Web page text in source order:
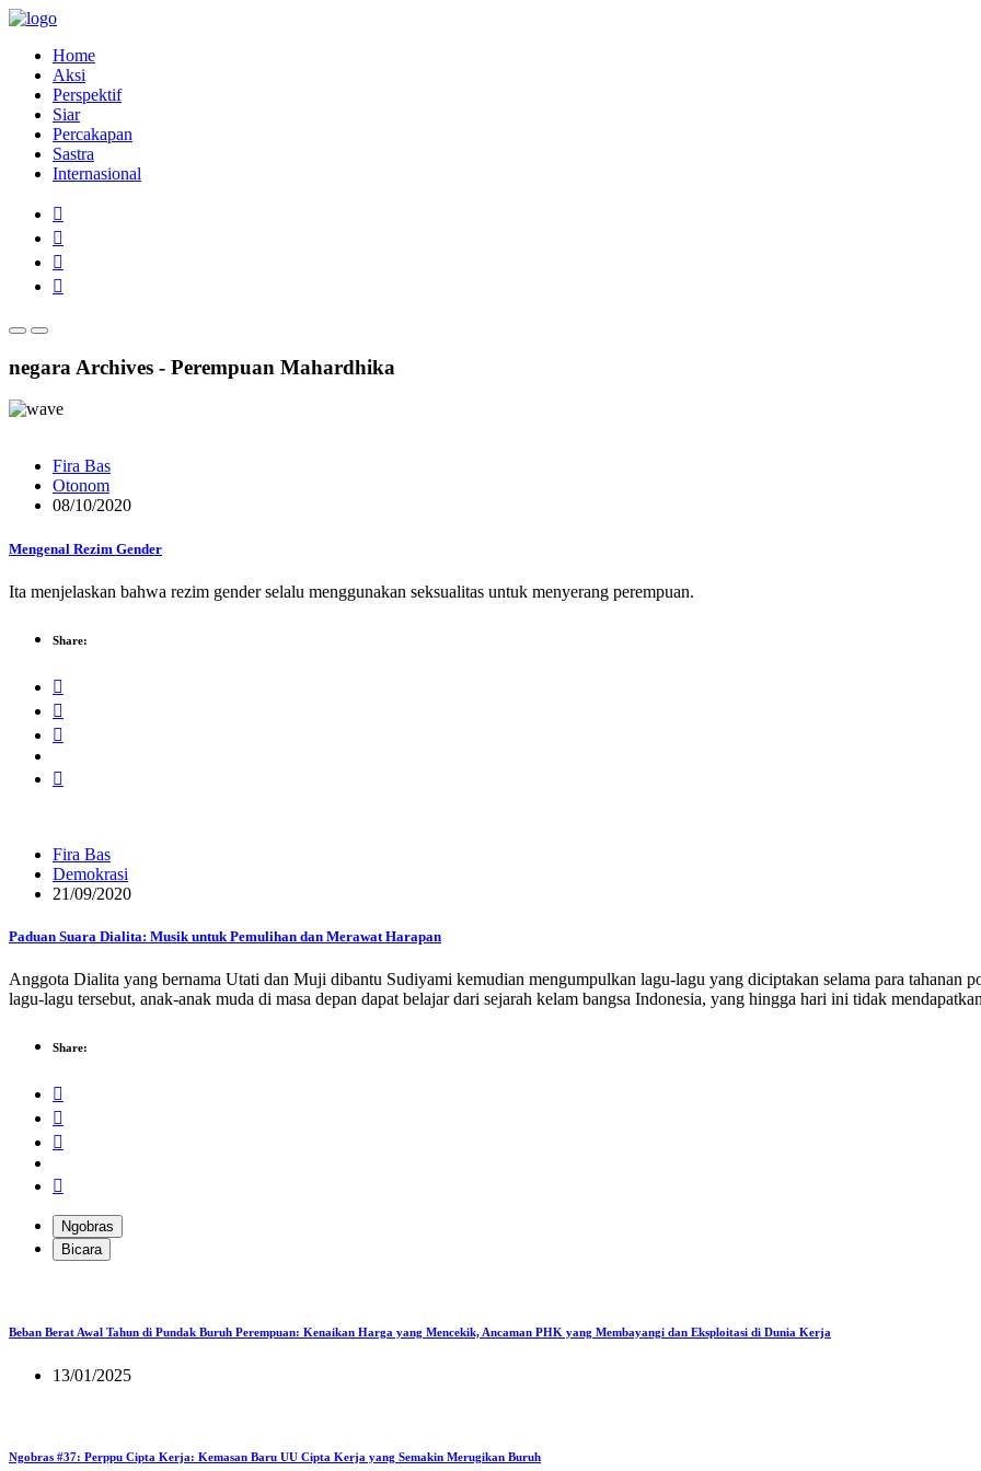
Home
Aksi
Perspektif
Siar
Percakapan
Sastra
Internasional
negara Archives - Perempuan Mahardhika
Fira Bas
Otonom
08/10/2020
Mengenal Rezim Gender
Ita menjelaskan bahwa rezim gender selalu menggunakan seksualitas untuk menyerang perempuan.
Share:
Fira Bas
Demokrasi
21/09/2020
Paduan Suara Dialita: Musik untuk Pemulihan dan Merawat Harapan
Anggota Dialita yang bernama Utati dan Muji dibantu Sudiyami kemudian mengumpulkan lagu-lagu yang diciptakan selama para tahanan
lagu-lagu tersebut, anak-anak muda di masa depan dapat belajar dari sejarah kelam bangsa Indonesia, yang hingga hari ini tidak
Share:
Ngobras
Bicara
Beban Berat Awal Tahun di Pundak Buruh Perempuan: Kenaikan Harga yang Mencekik, Ancaman PHK yang Membayangi dan Eksploitasi di Dunia Kerja
13/01/2025
Ngobras #37: Perppu Cipta Kerja: Kemasan Baru UU Cipta Kerja yang Semakin Merugikan Buruh